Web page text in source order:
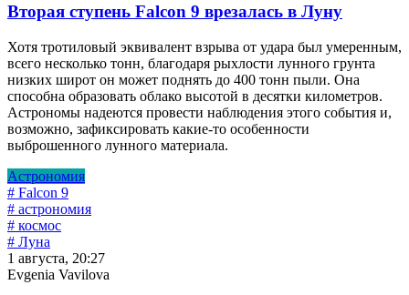
Вторая ступень Falcon 9 врезалась в Луну
Хотя тротиловый эквивалент взрыва от удара был умеренным,
всего несколько тонн, благодаря рыхлости лунного грунта
низких широт он может поднять до 400 тонн пыли. Она
способна образовать облако высотой в десятки километров.
Астрономы надеются провести наблюдения этого события и,
возможно, зафиксировать какие-то особенности
выброшенного лунного материала.
Астрономия
# Falcon 9
# астрономия
# космос
# Луна
1 августа, 20:27
Evgenia Vavilova